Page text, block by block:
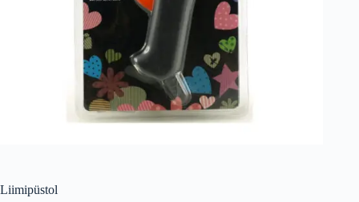
Liimipüstol